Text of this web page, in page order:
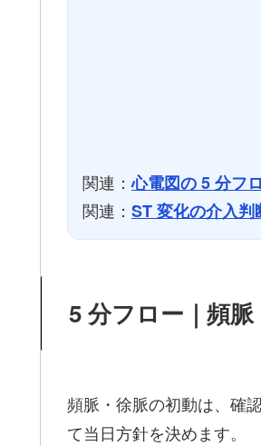
関連：心電図の 5 分フ
関連： ST 変化の介入判
5 分フロー｜頻
頻脈・徐脈の初動は、確
て当日方針を決めます。